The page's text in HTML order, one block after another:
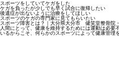
スポーツをしていてケガをした
ケガを負ったが少しでも早く試合に復帰したい
後遺症が出ないように治療をしてほしい
スポーツのケガの専門家に見てもらいたい
スポーツ障害とは？｜大分県大分市 健笑堂整骨院
人間にとって、健康を維持するためには運動は必要
いるからこそ、何らかのスポーツによって健康管理